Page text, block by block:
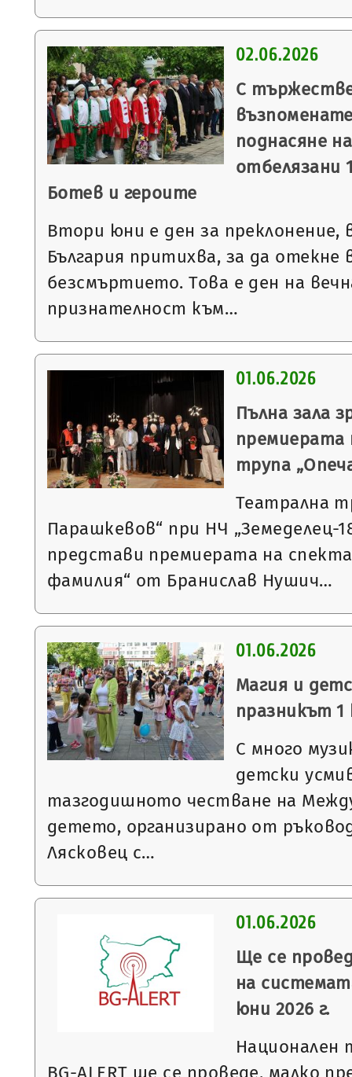
02.06.2026
С
поднасяне
отбелязани
Ботев и героите
Втори юни е ден за
България притихва, за да отекне
безсмъртието. Това е ден на
признателност към…
01.06.2026
Пълна зала
премиерата
трупа
Театрална
Парашкевов“ при НЧ „Земеделец-
представи премиерата на
фамилия“ от Бранислав Нушич…
01.06.2026
Магия и
празникът
С много
детски
тазгодишното честване на
детето, организирано от
Лясковец с…
01.06.2026
Ще се
на
юни 2026 г.
Национален
BG-ALERT ще се проведе, малко